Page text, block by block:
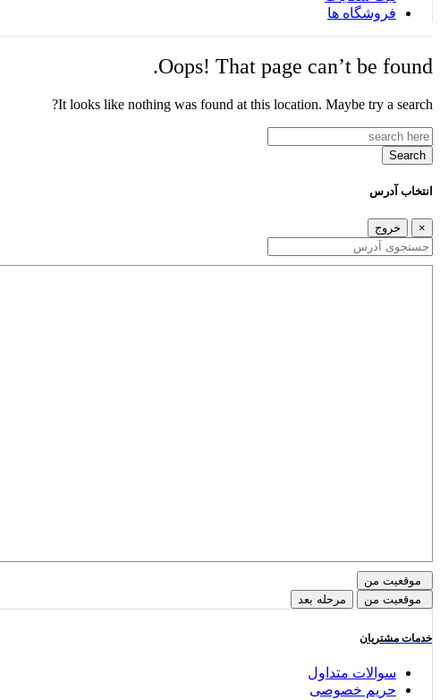
فروشگاه ها
Oops! That page can’t be found.
It looks like nothing was found at this location. Maybe try a search?
Search
انتخاب آدرس
× خروج
موقعیت من
موقعیت من
مرحله بعد
خدمات مشتریان
سوالات متداول
حریم خصوصی